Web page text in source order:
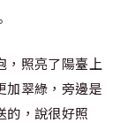
，照亮了陽臺上
加翠綠，旁邊是
的，說很好照